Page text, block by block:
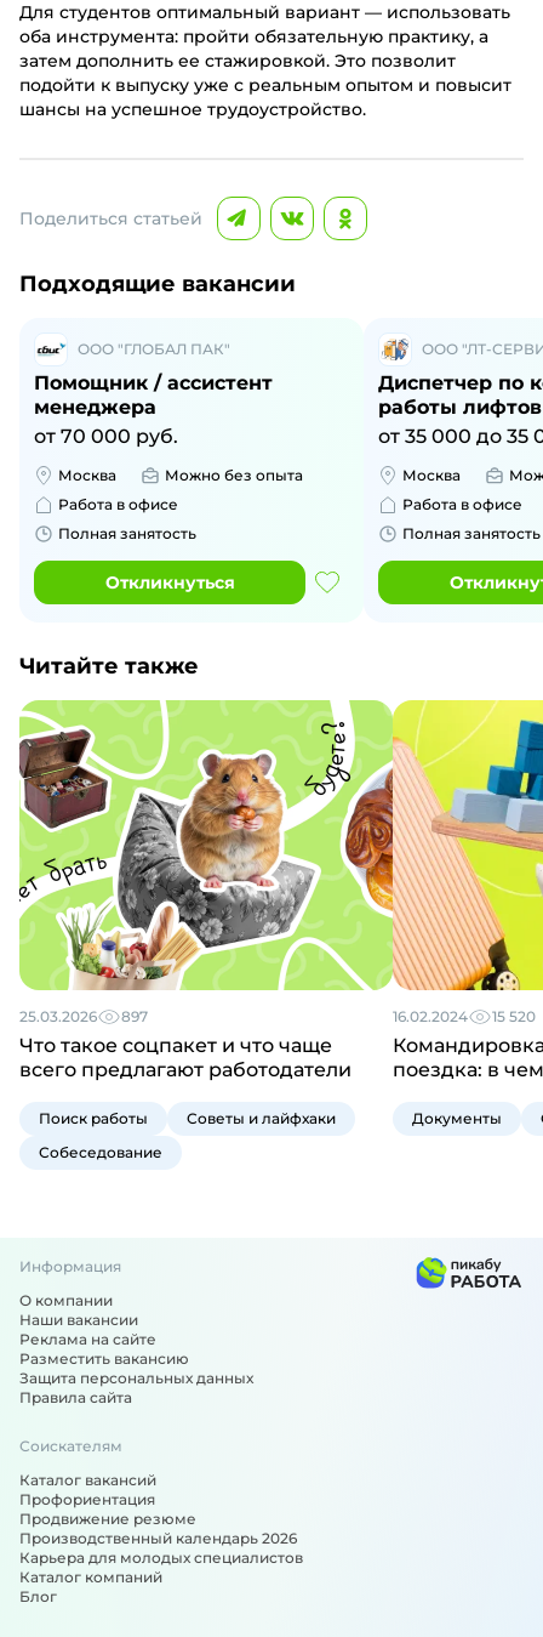
Для студентов оптимальный вариант — использовать
оба инструмента: пройти обязательную практику, а
затем дополнить ее стажировкой. Это позволит
подойти к выпуску уже с реальным опытом и повысит
шансы на успешное трудоустройство.
Поделиться статьей
Подходящие вакансии
ООО "ГЛОБАЛ ПАК"
Помощник / ассистент
менеджера
от 70 000 руб.
Москва
Можно без опыта
Работа в офисе
Полная занятость
Откликнуться
ООО "ЛТ-
Диспетчер по
работы лифтов
от 35 000 до 35
Москва
Работа в офисе
Полная занятость
Читайте также
25.03.2026 897
Что такое соцпакет и что чаще
всего предлагают работодатели
Поиск работы
Советы и лайфхаки
Собеседование
16.02.2024 15 520
поездка: в
Документы
Информация
О компании
Наши вакансии
Реклама на сайте
Разместить вакансию
Защита персональных данных
Правила сайта
Соискателям
Каталог вакансий
Профориентация
Продвижение резюме
Производственный календарь 2026
Карьера для молодых специалистов
Каталог компаний
Блог